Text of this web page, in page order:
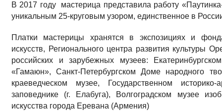
В 2017 году мастерица представила работу
уникальным 25-круговым узором, единственное в
Платки мастерицы хранятся в экспозициях и
искусств, Регионального центра развития культуры
российских и зарубежных музеев:
«Гамаюн», Санкт-Петербургском Доме народного
краеведческом музее, Государственном
заповеднике (г. Елабуга), Волгоградском музее
искусства города Еревана (Армения)